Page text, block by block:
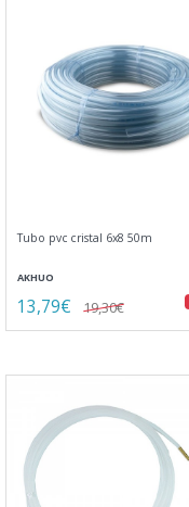
Tubo pvc cristal 6x8 50m
AKHUO
13,79€ 19,30€